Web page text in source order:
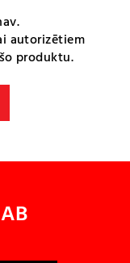
autorizētiem
produktu.